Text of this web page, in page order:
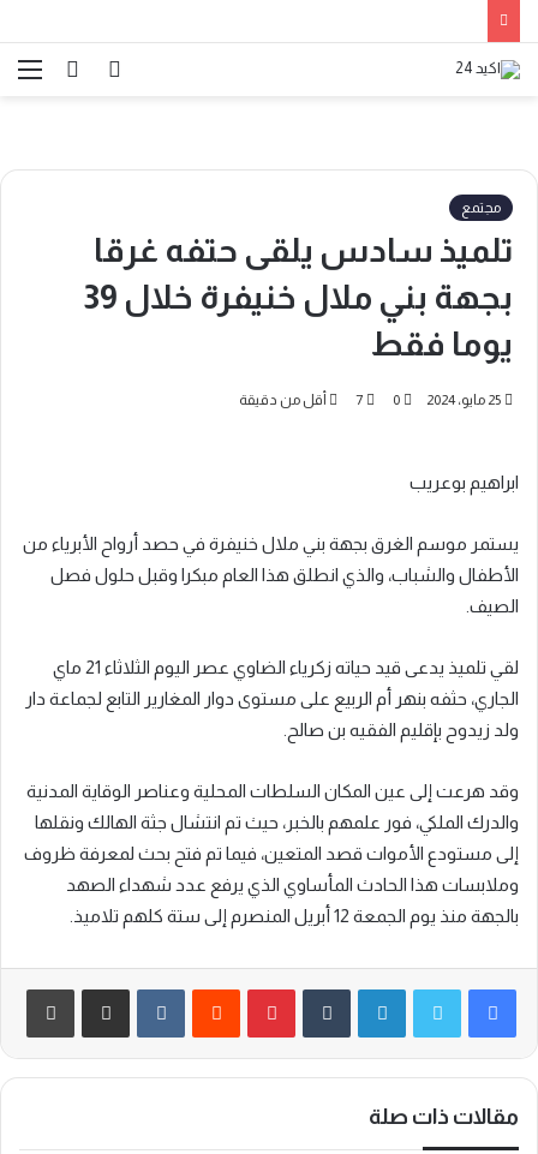
بحث
الوضع
مجتمع
تلميذ سادس يلقى حتفه غرقا
بجهة بني ملال خنيفرة خلال 39
يوما فقط
25 مايو، 2024 0
7 أقل من دقيقة
ابراهيم بوعريب
يستمر موسم الغرق بجهة بني ملال خنيفرة في حصد أرواح الأبرياء من
الأطفال والشباب، والذي انطلق هذا العام مبكرا وقبل حلول فصل
الصيف.
لقي تلميذ يدعى قيد حياته زكرياء الضاوي عصر اليوم الثلاثاء 21 ماي
الجاري، حثفه بنهر أم الربيع على مستوى دوار المغارير التابع لجماعة دار
ولد زيدوح بإقليم الفقيه بن صالح.
وقد هرعت إلى عين المكان السلطات المحلية وعناصر الوقاية المدنية
والدرك الملكي، فور علمهم بالخبر، حيث تم انتشال جثة الهالك ونقلها
إلى مستودع الأموات قصد المتعين، فيما تم فتح بحث لمعرفة ظروف
وملابسات هذا الحادث المأساوي الذي يرفع عدد شهداء الصهد
بالجهة منذ يوم الجمعة 12 أبريل المنصرم إلى ستة كلهم تلاميذ.
لينكدإن بينتيريست ‏VKontakte
مقالات ذات صلة